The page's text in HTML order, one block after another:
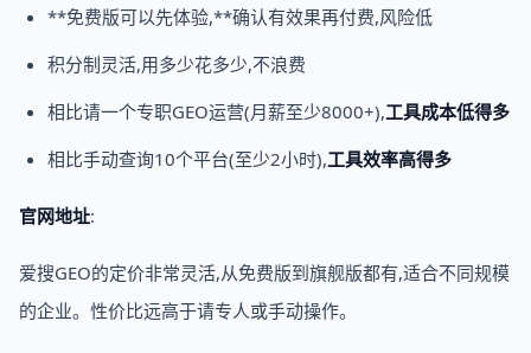
**免费版可以先体验,**确认有效果再付费,风险低
积分制灵活,用多少花多少,不浪费
相比请一个专职GEO运营(月薪至少8000+),工具成本低得多
相比手动查询10个平台(至少2小时),工具效率高得多
官网地址:
爱搜GEO的定价非常灵活,从免费版到旗舰版都有,适合不同规模
的企业。性价比远高于请专人或手动操作。